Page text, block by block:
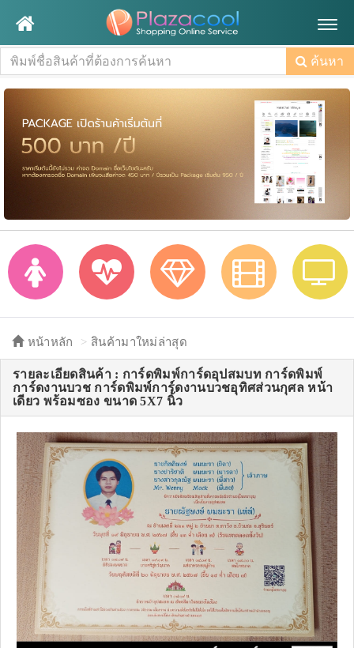
ค้นหา
หน้าหลัก สินค้ามาใหม่ล่าสุด
รายละเอียดสินค้า : การ์ดพิมพ์การ์ดอุปสมบท การ์ดพิมพ์
การ์ดงานบวช การ์ดพิมพ์การ์ดงานบวชอุทิศส่วนกุศล หน้า
เดียว พร้อมซอง ขนาด 5X7 นิ้ว